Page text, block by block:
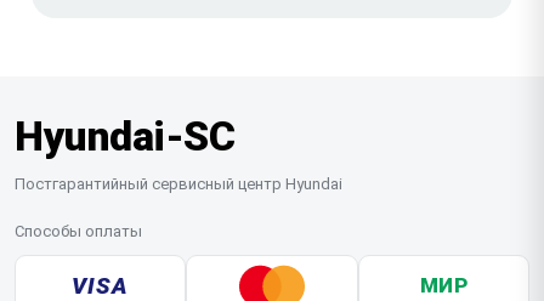
Hyundai-SC
Постгарантийный сервисный центр Hyundai
Способы оплаты
VISA МИР